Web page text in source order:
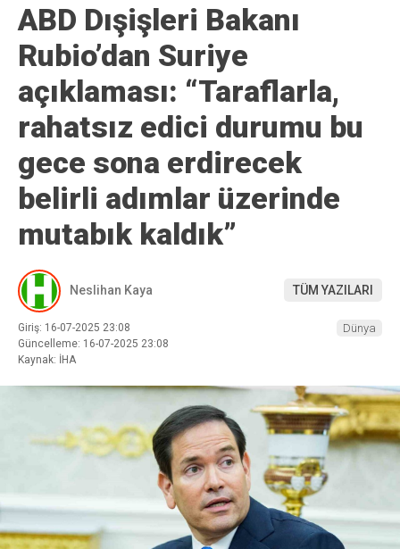
ABD Dışişleri Bakanı
Rubio’dan Suriye
açıklaması: “Taraflarla,
rahatsız edici durumu bu
gece sona erdirecek
belirli adımlar üzerinde
mutabık kaldık”
Neslihan Kaya TÜM YAZILARI
Giriş: 16-07-2025 23:08
Güncelleme: 16-07-2025 23:08
Kaynak: İHA
Dünya